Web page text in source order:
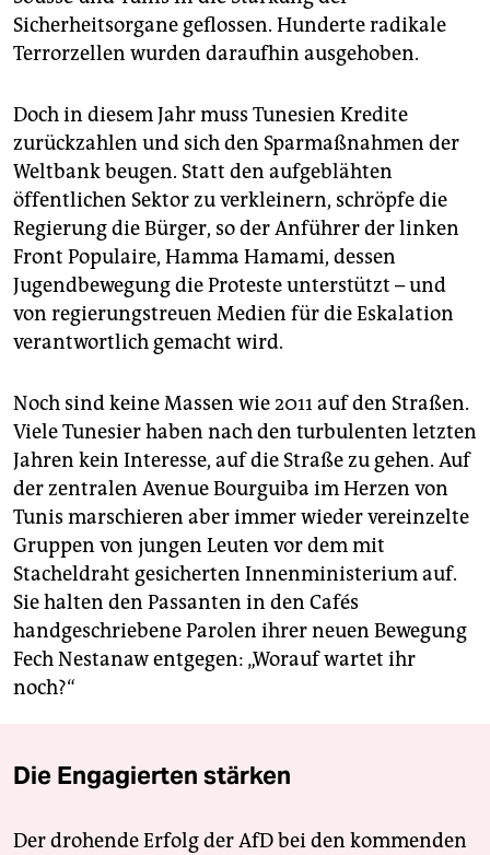
Sicherheitsorgane geflossen. Hunderte radikale
Terrorzellen wurden daraufhin ausgehoben.
Doch in diesem Jahr muss Tunesien Kredite
zurückzahlen und sich den Sparmaßnahmen der
Weltbank beugen. Statt den aufgeblähten
öffentlichen Sektor zu verkleinern, schröpfe die
Regierung die Bürger, so der Anführer der linken
Front Populaire, Hamma Hamami, dessen
Jugendbewegung die Proteste unterstützt – und
von regierungstreuen Medien für die Eskalation
verantwortlich gemacht wird.
Noch sind keine Massen wie 2011 auf den Straßen.
Viele Tunesier haben nach den turbulenten letzten
Jahren kein Interesse, auf die Straße zu gehen. Auf
der zentralen Avenue Bourguiba im Herzen von
Tunis marschieren aber immer wieder vereinzelte
Gruppen von jungen Leuten vor dem mit
Stacheldraht gesicherten Innenministerium auf.
Sie halten den Passanten in den Cafés
handgeschriebene Parolen ihrer neuen Bewegung
Fech Nestanaw entgegen: „Worauf wartet ihr
noch?“
Die Engagierten stärken
Der drohende Erfolg der AfD bei den kommenden